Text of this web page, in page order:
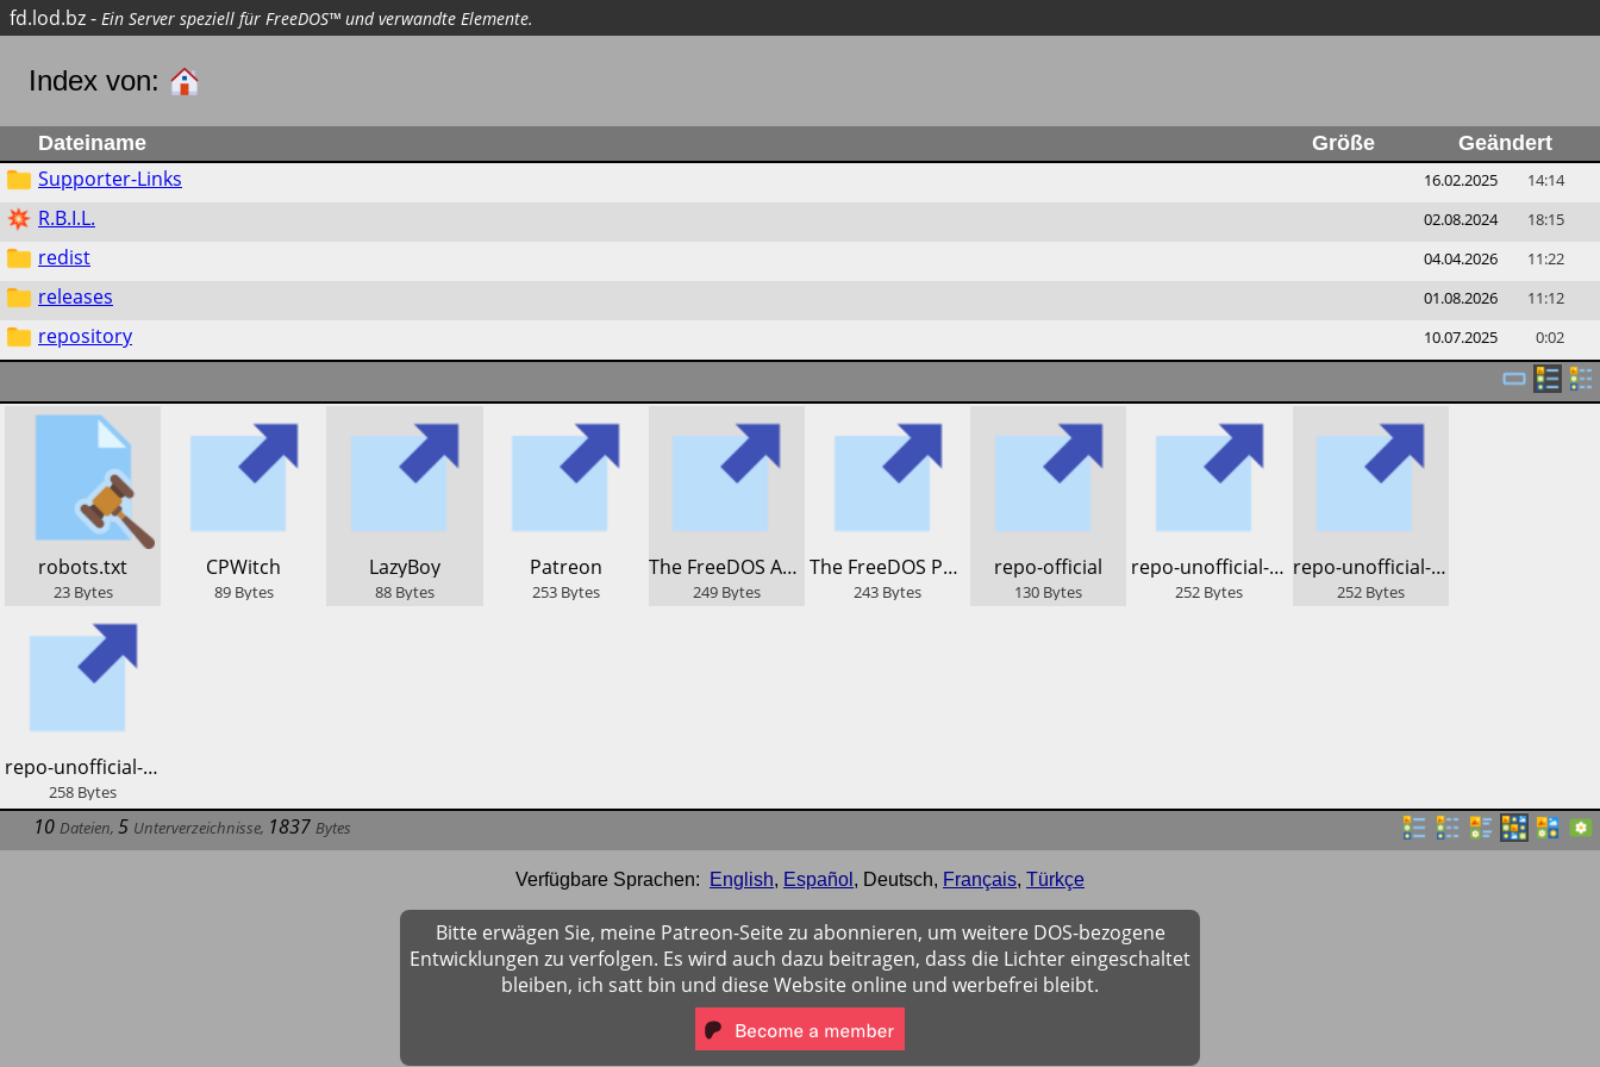
fd.lod.bz- Ein Server speziell für FreeDOS™ und verwandte Elemente.
Index von:
Dateiname Größe Geändert
Supporter-Links 16.02.2025 14:14
R.B.I.L. 02.08.2024 18:15
redist 04.04.2026 11:22
releases 01.08.2026 11:12
repository 10.07.2025 0:02
​robots.txt
23 Bytes
​CPWitch
89 Bytes
​LazyBoy
88 Bytes
​Patreon
253 Bytes
​The FreeDOS Archive
249 Bytes
​The FreeDOS Project
243 Bytes
​repo-official
130 Bytes
​repo-unofficial-dos.lod.bz
252 Bytes
​repo-unofficial-lod.bz
252 Bytes
​repo-unofficial-sparky
258 Bytes
10 Dateien, 5 Unterverzeichnisse, 1837 Bytes
Verfügbare Sprachen: English, Español , Deutsch, Français, Türkçe
Bitte erwägen Sie, meine Patreon-Seite zu abonnieren, um weitere DOS-bezogene
Entwicklungen zu verfolgen. Es wird auch dazu beitragen, dass die Lichter eingeschaltet
bleiben, ich satt bin und diese Website online und werbefrei bleibt.